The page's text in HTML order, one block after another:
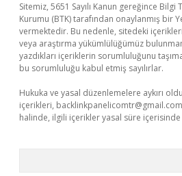
Sitemiz, 5651 Sayılı Kanun gereğince
Kurumu (BTK) tarafından onaylanmış bir
vermektedir. Bu nedenle, sitedeki
veya araştırma yükümlülüğümüz
yazdıkları içeriklerin sorumluluğunu
bu sorumluluğu kabul etmiş sayılırlar.
Hukuka ve yasal düzenlemelere aykırı
içerikleri, backlinkpanelicomtr@gmail.com
halinde, ilgili içerikler yasal süre içerisinde